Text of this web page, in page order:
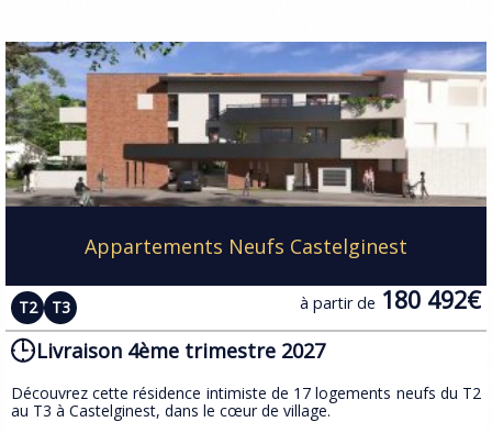
Appartements Neufs Castelginest
T2 T3 à partir de 180 492€
Livraison 4ème trimestre 2027
​Découvrez cette résidence intimiste de 17 logements neufs du T2
au T3 à Castelginest, dans le cœur de village.